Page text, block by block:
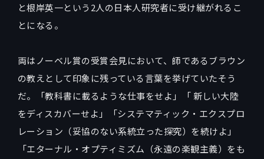
と根岸英一という2人の日本人研究者に受け継がれるこ
とになる。
両はノーベル賞の受賞会見において、師であるブラウン
の教えとして印象に残っている言葉を挙げていたそう
だ。「教科書に載るような仕事をせよ」「 新しい大陸
をディスカバーせよ」「システマティック・エクスプロ
レーション（妥協のない系統立った探究）を続けよ」
「エターナル・オプティミズム（永遠の楽観主義）をも